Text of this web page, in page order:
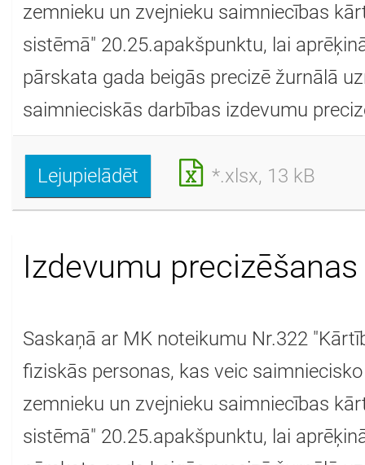
zemnieku un zvejnieku saimniecības
sistēmā" 20.25.apakšpunktu, lai
pārskata gada beigās precizē žurnālā
saimnieciskās darbības izdevumu
Lejupielādēt *.xlsx, 13 kB
Izdevumu
Saskaņā ar MK noteikumu Nr.322
fiziskās personas, kas veic
zemnieku un zvejnieku saimniecības
sistēmā" 20.25.apakšpunktu, lai